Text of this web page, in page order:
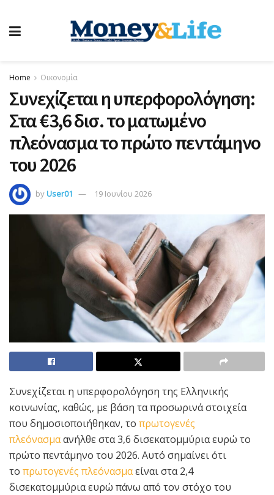
Home Οικονομία
Συνεχίζεται η υπερφορολόγηση:
Στα €3,6 δισ. το ματωμένο
πλεόνασμα το πρώτο πεντάμηνο
του 2026
byUser01 19 Ιουνίου 2026
Συνεχίζεται η υπερφορολόγηση της Ελληνικής
κοινωνίας, καθώς, με βάση τα προσωρινά στοιχεία
που δημοσιοποιήθηκαν, το πρωτογενές
πλεόνασμαανήλθε στα 3,6 δισεκατομμύρια ευρώ το
πρώτο πεντάμηνο του 2026. Αυτό σημαίνει ότι
το πρωτογενές πλεόνασμαείναι στα 2,4
δισεκατομμύρια ευρώ πάνω από τον στόχο του